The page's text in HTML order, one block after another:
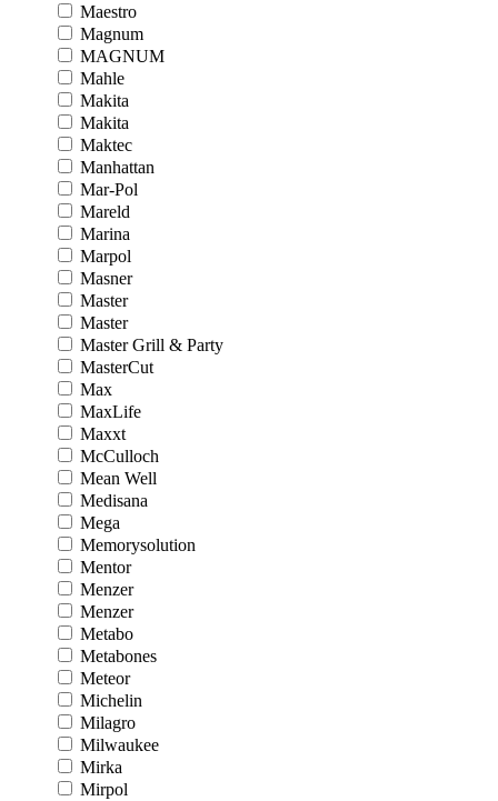
Maestro
Magnum
MAGNUM
Mahle
Makita
Makita
Maktec
Manhattan
Mar-Pol
Mareld
Marina
Marpol
Masner
Master
Master
Master Grill & Party
MasterCut
Max
MaxLife
Maxxt
McCulloch
Mean Well
Medisana
Mega
Memorysolution
Mentor
Menzer
Menzer
Metabo
Metabones
Meteor
Michelin
Milagro
Milwaukee
Mirka
Mirpol